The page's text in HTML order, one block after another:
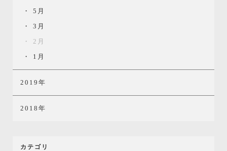
5月
3月
2月
1月
2019年
2018年
カテゴリ